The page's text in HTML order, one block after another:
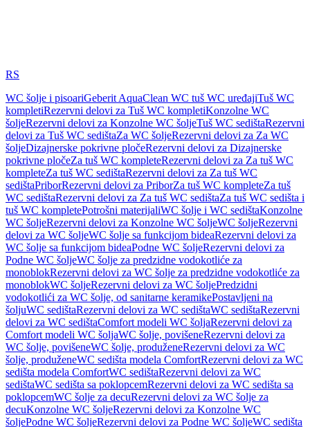
RS
WC šolje i pisoariGeberit AquaClean WC tuš WC uređajiTuš WC
kompletiRezervni delovi za Tuš WC kompletiKonzolne WC
šoljeRezervni delovi za Konzolne WC šoljeTuš WC sedištaRezervni
delovi za Tuš WC sedištaZa WC šoljeRezervni delovi za Za WC
šoljeDizajnerske pokrivne pločeRezervni delovi za Dizajnerske
pokrivne pločeZa tuš WC kompleteRezervni delovi za Za tuš WC
kompleteZa tuš WC sedištaRezervni delovi za Za tuš WC
sedištaPriborRezervni delovi za PriborZa tuš WC kompleteZa tuš
WC sedištaRezervni delovi za Za tuš WC sedištaZa tuš WC sedišta i
tuš WC kompletePotrošni materijaliWC šolje i WC sedištaKonzolne
WC šoljeRezervni delovi za Konzolne WC šoljeWC šoljeRezervni
delovi za WC šoljeWC šolje sa funkcijom bideaRezervni delovi za
WC šolje sa funkcijom bideaPodne WC šoljeRezervni delovi za
Podne WC šoljeWC šolje za predzidne vodokotliće za
monoblokRezervni delovi za WC šolje za predzidne vodokotliće za
monoblokWC šoljeRezervni delovi za WC šoljePredzidni
vodokotlići za WC šolje, od sanitarne keramikePostavljeni na
šoljuWC sedištaRezervni delovi za WC sedištaWC sedištaRezervni
delovi za WC sedištaComfort modeli WC šoljaRezervni delovi za
Comfort modeli WC šoljaWC šolje, povišeneRezervni delovi za
WC šolje, povišeneWC šolje, produženeRezervni delovi za WC
šolje, produženeWC sedišta modela ComfortRezervni delovi za WC
sedišta modela ComfortWC sedištaRezervni delovi za WC
sedištaWC sedišta sa poklopcemRezervni delovi za WC sedišta sa
poklopcemWC šolje za decuRezervni delovi za WC šolje za
decuKonzolne WC šoljeRezervni delovi za Konzolne WC
šoljePodne WC šoljeRezervni delovi za Podne WC šoljeWC sedišta